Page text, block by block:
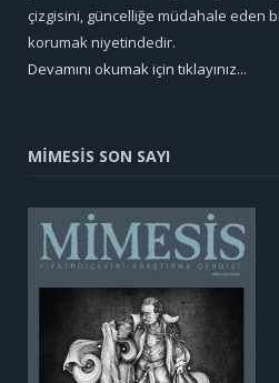
çizgisini, güncelliğe müdahale eden
korumak niyetindedir.
Devamını okumak için tıklayınız...
MİMESİS SON SAYI